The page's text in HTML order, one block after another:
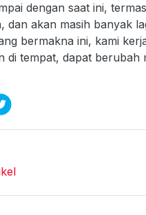
dengan saat ini,
dan akan masih banyak
bermakna ini, kami
di tempat, dapat berubah